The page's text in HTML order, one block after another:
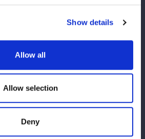
Show details
Allow all
Allow selection
Deny
豪語。両軍は大乱闘を繰り広げながらリ